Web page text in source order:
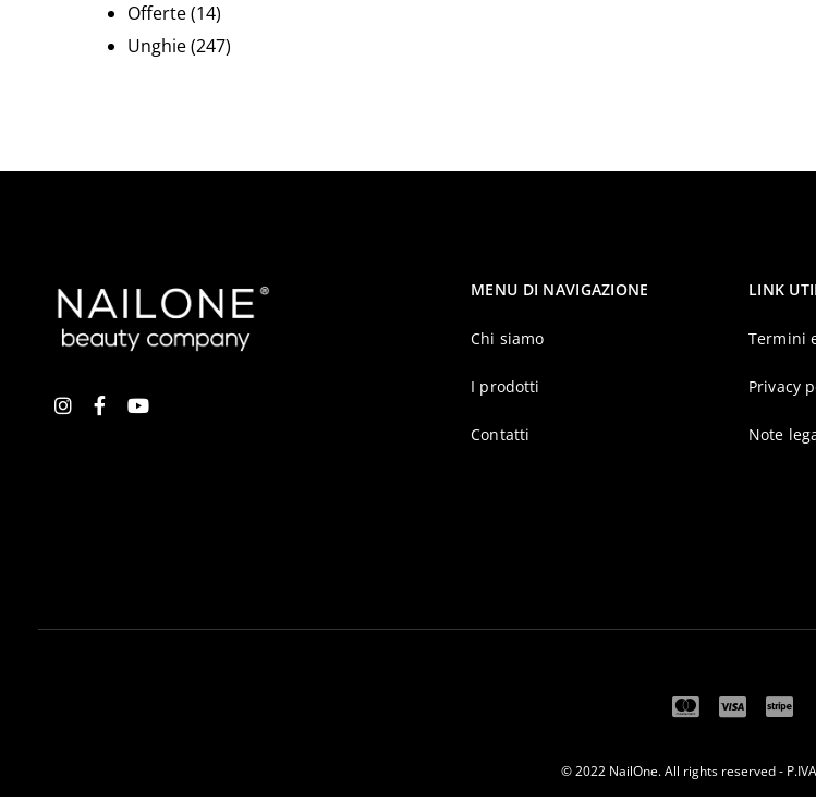
Offerte(14)
Unghie(247)
MENU DI NAVIGAZIONE
Chi siamo
I prodotti
Contatti
LINK
Termini
Privacy
Note
© 2022 NailOne. All rights reserved -